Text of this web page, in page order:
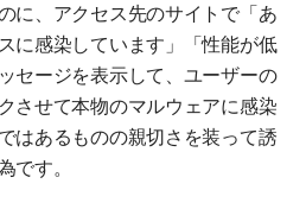
に、アクセス先のサイトで「あ
に感染しています」「性能が低
セージを表示して、ユーザーの
させて本物のマルウェアに感染
はあるものの親切さを装って誘
です。